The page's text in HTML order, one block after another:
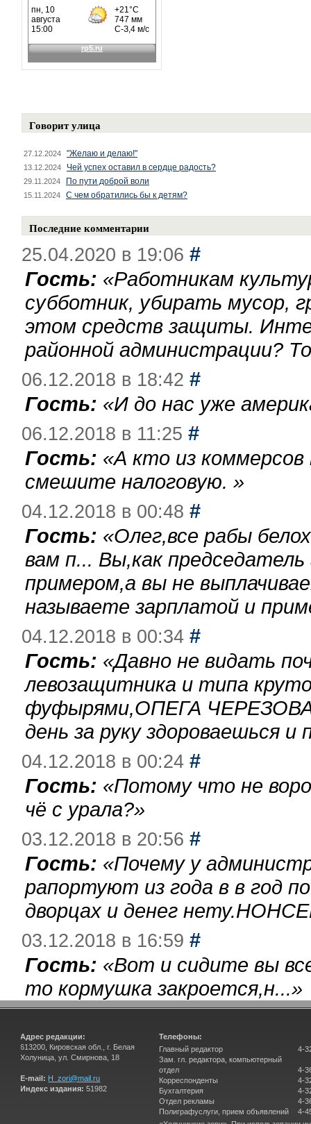
Говорит улица
27.12.2024 "Желаю и делаю!"
13.12.2024 Чей успех оставил в сердце радость?
29.11.2024 По пути доброй воли
15.11.2024 С чем обратились бы к детям?
Последние комментарии
25.04.2020 в 19:06 #
Гость: «Работникам
субботник, убирать мусор,
этом средств защиты.
районной администрации?
06.12.2018 в 18:42 #
Гость: «И до нас уже
06.12.2018 в 11:25 #
Гость: «А кто из
смешите налоговую. »
04.12.2018 в 00:48 #
Гость: «Олег,все рабы
вам п... Вы,как
примером,а вы не
называете зарплатой и
04.12.2018 в 00:34 #
Гость: «Давно не видать
левозащитника и типа
фуфырями,ОПЕГА
день за руку здороваешься
04.12.2018 в 00:24 #
Гость: «Потому что не
чё с урала?»
03.12.2018 в 20:56 #
Гость: «Почему у
рапортуют из года в в год
дворцах и денег
03.12.2018 в 16:59 #
Гость: «Вот и сидите вы
то кормушка закроется,н...»
Адрес редакции:
613200, Кировская обл., г. Белая
Холуница, ул. Смирнова, 18
E-mail: H_zori@mail.ru
Индекс издания: 51982
Телефоны:
Главный редактор
Зам. гл. редактора, компьютерный
отдел
Корреспонденты
Бухгалтерия
Отдел рекламы
Полиграфуслуги, прием объявлений
4-
4-
4-
4-
4-
4-